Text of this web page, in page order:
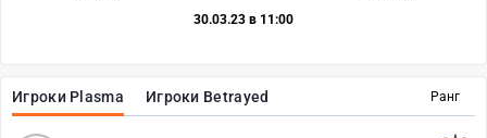
Ранг
Игроки Plasma Игроки Betrayed
30.03.23 в 11:00